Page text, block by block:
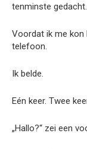
tenminste gedacht.
Voordat ik me kon
telefoon.
Ik belde.
Eén keer. Twee
„Hallo?“ zei een